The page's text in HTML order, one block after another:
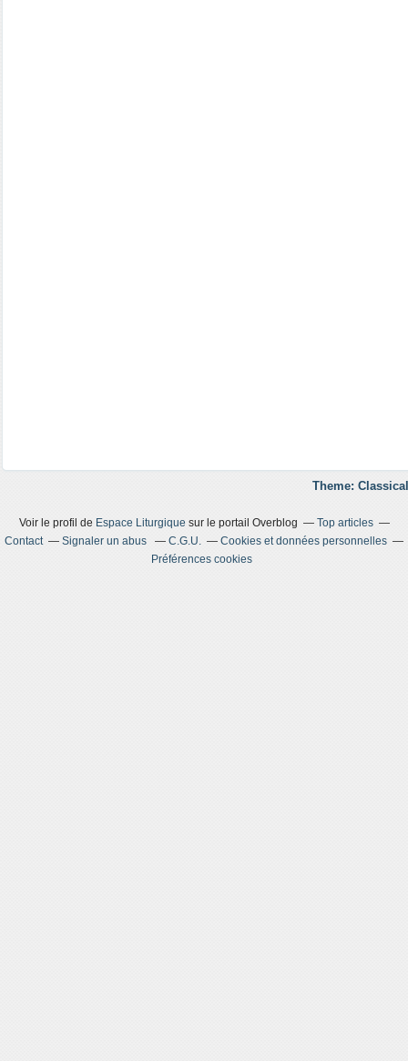
Theme:
Voir le profil de Espace Liturgiquesur le portail Overblog
Top articles
Contact
Signaler un abus C.G.U.
Cookies et données personnelles
Préférences cookies